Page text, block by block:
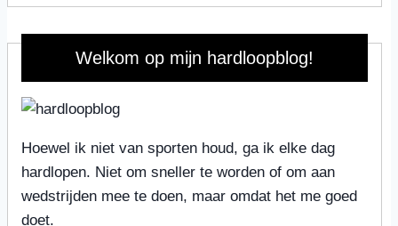
Welkom op mijn hardloopblog!
Hoewel ik niet van sporten houd, ga ik elke dag
hardlopen. Niet om sneller te worden of om aan
wedstrijden mee te doen, maar omdat het me goed
doet.